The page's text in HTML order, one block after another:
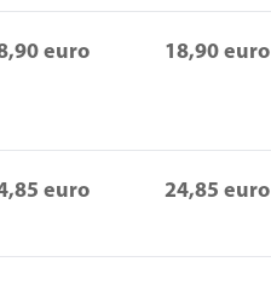
euro 18,90 euro
euro 24,85 euro